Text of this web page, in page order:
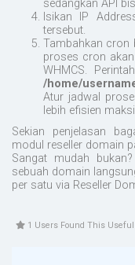
sedangkan API
Isikan IP
tersebut.
Tambahkan cron
proses cron
WHMCS.
/home/
Atur jadwal
lebih efisien
Sekian penjelasan
modul reseller domain
Sangat mudah
sebuah domain
per satu via Reseller
1 Users Found This Useful